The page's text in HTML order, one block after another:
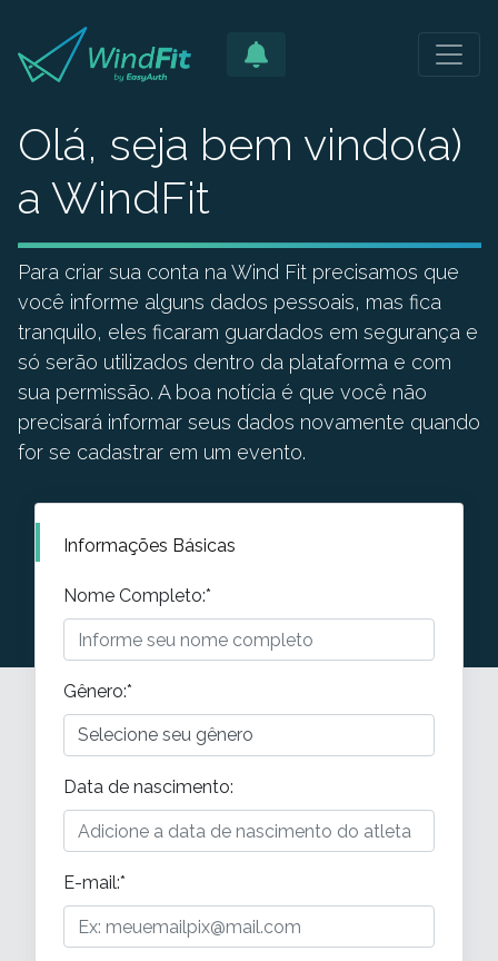
Olá, seja bem vindo(a)
a WindFit
Para criar sua conta na Wind Fit precisamos que
você informe alguns dados pessoais, mas fica
tranquilo, eles ficaram guardados em segurança e
só serão utilizados dentro da plataforma e com
sua permissão. A boa notícia é que você não
precisará informar seus dados novamente quando
for se cadastrar em um evento.
Informações Básicas
Nome Completo:*
Gênero:*
Data de nascimento:
E-mail:*